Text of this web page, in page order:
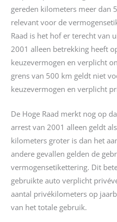
gereden kilometers meer dan
relevant voor de
Raad is het hof er terecht van
2001 alleen betrekking heeft
keuzevermogen en verplicht
grens van 500 km geldt niet
keuzevermogen en verplicht
De Hoge Raad merkt nog op
arrest van 2001 alleen geldt
kilometers groter is dan het
andere gevallen gelden de
vermogensetikettering. Dit
gebruikte auto verplicht
aantal privékilometers op
van het totale gebruik.